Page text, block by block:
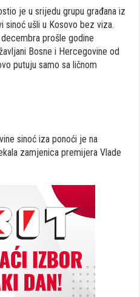
je u srijedu grupu građana iz
sinoć ušli u Kosovo bez viza.
prošle godine
Bosne i Hercegovine od
putuju samo sa ličnom
sinoć iza ponoći je na
zamjenica premijera Vlade